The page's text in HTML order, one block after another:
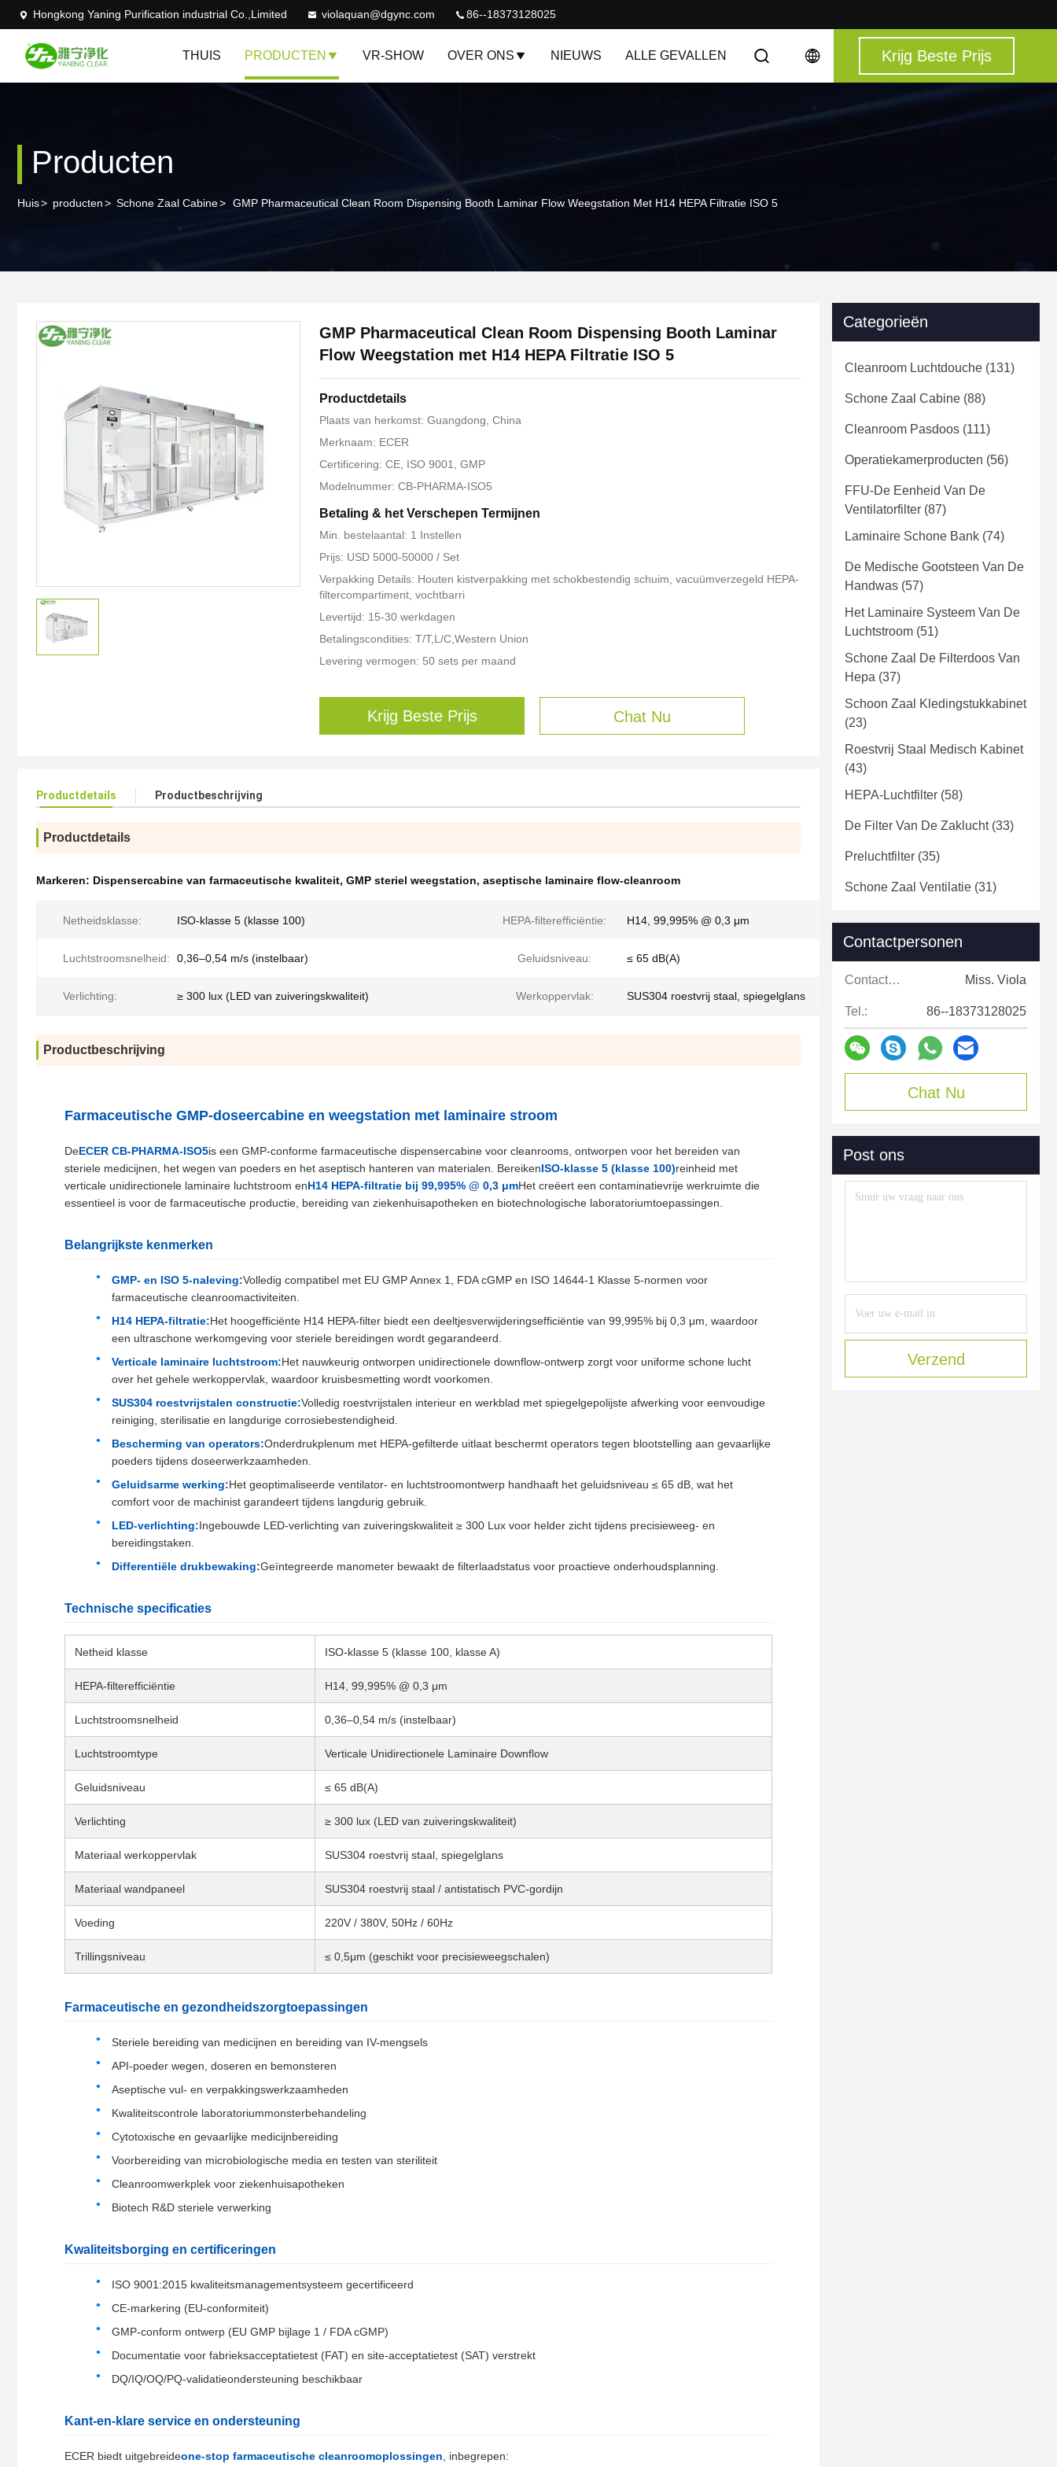
Hongkong Yaning Purification industrial Co.,Limited violaquan@dgync.com 86--18373128025
THUIS PRODUCTEN VR-SHOW OVER ONS NIEUWS ALLE GEVALLEN Krijg Beste Prijs
Producten
Huis> producten> Schone Zaal Cabine> GMP Pharmaceutical Clean Room Dispensing Booth Laminar Flow Weegstation Met H14 HEPA Filtratie ISO 5
GMP Pharmaceutical Clean Room Dispensing Booth Laminar
Flow Weegstation met H14 HEPA Filtratie ISO 5
Productdetails
Plaats van herkomst: Guangdong, China
Merknaam: ECER
Certificering: CE, ISO 9001, GMP
Modelnummer: CB-PHARMA-ISO5
Betaling & het Verschepen Termijnen
Min. bestelaantal: 1 Instellen
Prijs: USD 5000-50000 / Set
Verpakking Details: Houten kistverpakking met schokbestendig schuim, vacuümverzegeld HEPA-
filtercompartiment, vochtbarri
Levertijd: 15-30 werkdagen
Betalingscondities: T/T,L/C,Western Union
Levering vermogen: 50 sets per maand
Krijg Beste Prijs Chat Nu
Productdetails Productbeschrijving
Productdetails
Markeren: Dispensercabine van farmaceutische kwaliteit, GMP steriel weegstation, aseptische laminaire flow-cleanroom
Netheidsklasse: ISO-klasse 5 (klasse 100) HEPA-filterefficiëntie: H14, 99,995% @ 0,3 μm
Luchtstroomsnelheid: 0,36–0,54 m/s (instelbaar) Geluidsniveau: ≤ 65 dB(A)
Verlichting: ≥ 300 lux (LED van zuiveringskwaliteit) Werkoppervlak: SUS304 roestvrij staal, spiegelglans
Productbeschrijving
Farmaceutische GMP-doseercabine en weegstation met laminaire stroom
DeECER CB-PHARMA-ISO5is een GMP-conforme farmaceutische dispensercabine voor cleanrooms, ontworpen voor het bereiden van
steriele medicijnen, het wegen van poeders en het aseptisch hanteren van materialen. BereikenISO-klasse 5 (klasse 100)reinheid met
verticale unidirectionele laminaire luchtstroom enH14 HEPA-filtratie bij 99,995% @ 0,3 μmHet creëert een contaminatievrije werkruimte die
essentieel is voor de farmaceutische productie, bereiding van ziekenhuisapotheken en biotechnologische laboratoriumtoepassingen.
Belangrijkste kenmerken
GMP- en ISO 5-naleving:Volledig compatibel met EU GMP Annex 1, FDA cGMP en ISO 14644-1 Klasse 5-normen voor
farmaceutische cleanroomactiviteiten.
H14 HEPA-filtratie:Het hoogefficiënte H14 HEPA-filter biedt een deeltjesverwijderingsefficiëntie van 99,995% bij 0,3 μm, waardoor
een ultraschone werkomgeving voor steriele bereidingen wordt gegarandeerd.
Verticale laminaire luchtstroom:Het nauwkeurig ontworpen unidirectionele downflow-ontwerp zorgt voor uniforme schone lucht
over het gehele werkoppervlak, waardoor kruisbesmetting wordt voorkomen.
SUS304 roestvrijstalen constructie:Volledig roestvrijstalen interieur en werkblad met spiegelgepolijste afwerking voor eenvoudige
reiniging, sterilisatie en langdurige corrosiebestendigheid.
Bescherming van operators:Onderdrukplenum met HEPA-gefilterde uitlaat beschermt operators tegen blootstelling aan gevaarlijke
poeders tijdens doseerwerkzaamheden.
Geluidsarme werking:Het geoptimaliseerde ventilator- en luchtstroomontwerp handhaaft het geluidsniveau ≤ 65 dB, wat het
comfort voor de machinist garandeert tijdens langdurig gebruik.
LED-verlichting:Ingebouwde LED-verlichting van zuiveringskwaliteit ≥ 300 Lux voor helder zicht tijdens precisieweeg- en
bereidingstaken.
Differentiële drukbewaking:Geïntegreerde manometer bewaakt de filterlaadstatus voor proactieve onderhoudsplanning.
Technische specificaties
Netheid klasse ISO-klasse 5 (klasse 100, klasse A)
HEPA-filterefficiëntie H14, 99,995% @ 0,3 μm
Luchtstroomsnelheid 0,36–0,54 m/s (instelbaar)
Luchtstroomtype Verticale Unidirectionele Laminaire Downflow
Geluidsniveau ≤ 65 dB(A)
Verlichting ≥ 300 lux (LED van zuiveringskwaliteit)
Materiaal werkoppervlak SUS304 roestvrij staal, spiegelglans
Materiaal wandpaneel SUS304 roestvrij staal / antistatisch PVC-gordijn
Voeding 220V / 380V, 50Hz / 60Hz
Trillingsniveau ≤ 0,5μm (geschikt voor precisieweegschalen)
Farmaceutische en gezondheidszorgtoepassingen
Steriele bereiding van medicijnen en bereiding van IV-mengsels
API-poeder wegen, doseren en bemonsteren
Aseptische vul- en verpakkingswerkzaamheden
Kwaliteitscontrole laboratoriummonsterbehandeling
Cytotoxische en gevaarlijke medicijnbereiding
Voorbereiding van microbiologische media en testen van steriliteit
Cleanroomwerkplek voor ziekenhuisapotheken
Biotech R&D steriele verwerking
Kwaliteitsborging en certificeringen
ISO 9001:2015 kwaliteitsmanagementsysteem gecertificeerd
CE-markering (EU-conformiteit)
GMP-conform ontwerp (EU GMP bijlage 1 / FDA cGMP)
Documentatie voor fabrieksacceptatietest (FAT) en site-acceptatietest (SAT) verstrekt
DQ/IQ/OQ/PQ-validatieondersteuning beschikbaar
Kant-en-klare service en ondersteuning
ECER biedt uitgebreideone-stop farmaceutische cleanroomoplossingen, inbegrepen:
Categorieën
Cleanroom Luchtdouche (131)
Schone Zaal Cabine (88)
Cleanroom Pasdoos (111)
Operatiekamerproducten (56)
FFU-De Eenheid Van De
Ventilatorfilter (87)
Laminaire Schone Bank (74)
De Medische Gootsteen Van De
Handwas (57)
Het Laminaire Systeem Van De
Luchtstroom (51)
Schone Zaal De Filterdoos Van
Hepa (37)
Schoon Zaal Kledingstukkabinet
(23)
Roestvrij Staal Medisch Kabinet
(43)
HEPA-Luchtfilter (58)
De Filter Van De Zaklucht(33)
Preluchtfilter (35)
Schone Zaal Ventilatie (31)
Contactpersonen
Contactpersonen: Miss. Viola
Tel.: 86--18373128025
Chat Nu
Post ons
Verzend